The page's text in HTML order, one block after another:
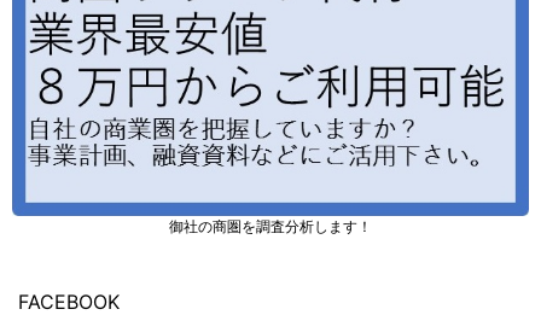
御社の商圏を調査分析します！
FACEBOOK